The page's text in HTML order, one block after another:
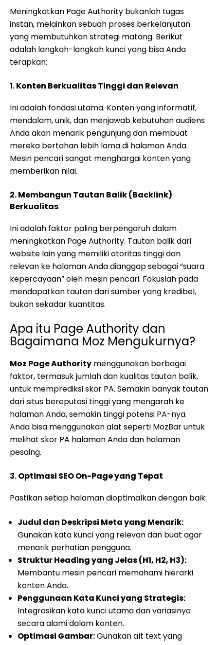
Meningkatkan Page Authority bukanlah tugas
instan, melainkan sebuah proses berkelanjutan
yang membutuhkan strategi matang. Berikut
adalah langkah-langkah kunci yang bisa Anda
terapkan:
1. Konten Berkualitas Tinggi dan Relevan
Ini adalah fondasi utama. Konten yang informatif,
mendalam, unik, dan menjawab kebutuhan audiens
Anda akan menarik pengunjung dan membuat
mereka bertahan lebih lama di halaman Anda.
Mesin pencari sangat menghargai konten yang
memberikan nilai.
2. Membangun Tautan Balik (Backlink)
Berkualitas
Ini adalah faktor paling berpengaruh dalam
meningkatkan Page Authority. Tautan balik dari
website lain yang memiliki otoritas tinggi dan
relevan ke halaman Anda dianggap sebagai “suara
kepercayaan” oleh mesin pencari. Fokuslah pada
mendapatkan tautan dari sumber yang kredibel,
bukan sekadar kuantitas.
Apa itu Page Authority dan
Bagaimana Moz Mengukurnya?
Moz Page Authority menggunakan berbagai
faktor, termasuk jumlah dan kualitas tautan balik,
untuk memprediksi skor PA. Semakin banyak tautan
dari situs bereputasi tinggi yang mengarah ke
halaman Anda, semakin tinggi potensi PA-nya.
Anda bisa menggunakan alat seperti MozBar untuk
melihat skor PA halaman Anda dan halaman
pesaing.
3. Optimasi SEO On-Page yang Tepat
Pastikan setiap halaman dioptimalkan dengan baik:
Judul dan Deskripsi Meta yang Menarik:
Gunakan kata kunci yang relevan dan buat agar
menarik perhatian pengguna.
Struktur Heading yang Jelas (H1, H2, H3):
Membantu mesin pencari memahami hierarki
konten Anda.
Penggunaan Kata Kunci yang Strategis:
Integrasikan kata kunci utama dan variasinya
secara alami dalam konten.
Optimasi Gambar:Gunakan alt text yang